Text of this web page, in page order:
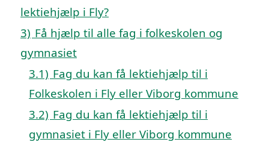
lektiehjælp i Fly?
3) Få hjælp til alle fag i folkeskolen og
gymnasiet
3.1) Fag du kan få lektiehjælp til i
Folkeskolen i Fly eller Viborg kommune
3.2) Fag du kan få lektiehjælp til i
gymnasiet i Fly eller Viborg kommune